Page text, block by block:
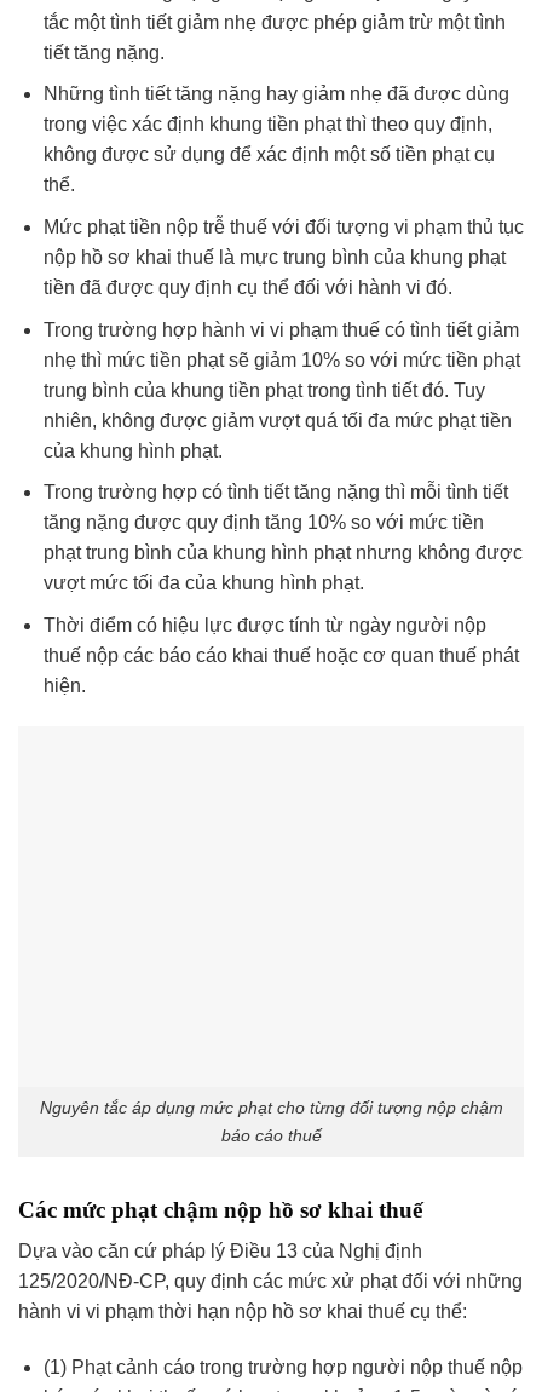
tắc một tình tiết giảm nhẹ được phép giảm trừ một tình
tiết tăng nặng.
Những tình tiết tăng nặng hay giảm nhẹ đã được dùng
trong việc xác định khung tiền phạt thì theo quy định,
không được sử dụng để xác định một số tiền phạt cụ
thể.
Mức phạt tiền nộp trễ thuế với đối tượng vi phạm thủ tục
nộp hồ sơ khai thuế là mực trung bình của khung phạt
tiền đã được quy định cụ thể đối với hành vi đó.
Trong trường hợp hành vi vi phạm thuế có tình tiết giảm
nhẹ thì mức tiền phạt sẽ giảm 10% so với mức tiền phạt
trung bình của khung tiền phạt trong tình tiết đó. Tuy
nhiên, không được giảm vượt quá tối đa mức phạt tiền
của khung hình phạt.
Trong trường hợp có tình tiết tăng nặng thì mỗi tình tiết
tăng nặng được quy định tăng 10% so với mức tiền
phạt trung bình của khung hình phạt nhưng không được
vượt mức tối đa của khung hình phạt.
Thời điểm có hiệu lực được tính từ ngày người nộp
thuế nộp các báo cáo khai thuế hoặc cơ quan thuế phát
hiện.
Nguyên tắc áp dụng mức phạt cho từng đối tượng nộp chậm
báo cáo thuế
Các mức phạt chậm nộp hồ sơ khai thuế
Dựa vào căn cứ pháp lý Điều 13 của Nghị định
125/2020/NĐ-CP, quy định các mức xử phạt đối với những
hành vi vi phạm thời hạn nộp hồ sơ khai thuế cụ thể:
(1) Phạt cảnh cáo trong trường hợp người nộp thuế nộp